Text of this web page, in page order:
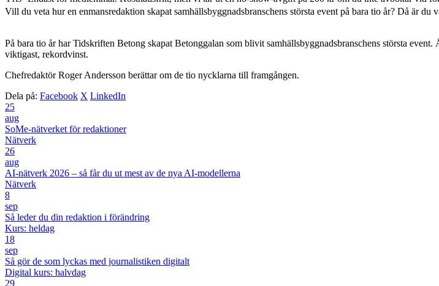
Vill du veta hur en enmansredaktion skapat samhällsbyggnadsbranschens största event på bara tio år? Då är
På bara tio år har Tidskriften Betong skapat Betonggalan som blivit samhällsbyggnadsbranschens största
viktigast, rekordvinst.
Chefredaktör Roger Andersson berättar om de tio nycklarna till framgången.
Dela på: Facebook X LinkedIn
25
aug
SoMe-nätverket för redaktioner
Nätverk
26
aug
AI-nätverk 2026 – så får du ut mest av de nya AI-modellerna
Nätverk
8
sep
Så leder du din redaktion i förändring
Kurs: heldag
18
sep
Så gör de som lyckas med journalistiken digitalt
Digital kurs: halvdag
29